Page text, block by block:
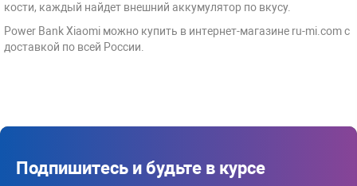
кости, каждый найдет внешний аккумулятор по вкусу.
Power Bank Xiaomi можно купить в интернет-магазине ru-mi.com с
доставкой по всей России.
Подпишитесь и будьте в курсе